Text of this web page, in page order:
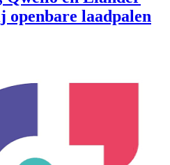
openbare laadpalen